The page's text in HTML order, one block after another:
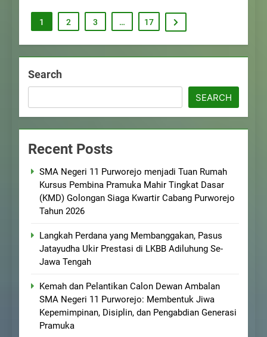
1 2 3 … 17
Search
SEARCH
Recent Posts
SMA Negeri 11 Purworejo menjadi Tuan Rumah
Kursus Pembina Pramuka Mahir Tingkat Dasar
(KMD) Golongan Siaga Kwartir Cabang Purworejo
Tahun 2026
Langkah Perdana yang Membanggakan, Pasus
Jatayudha Ukir Prestasi di LKBB Adiluhung Se-
Jawa Tengah
Kemah dan Pelantikan Calon Dewan Ambalan
SMA Negeri 11 Purworejo: Membentuk Jiwa
Kepemimpinan, Disiplin, dan Pengabdian Generasi
Pramuka